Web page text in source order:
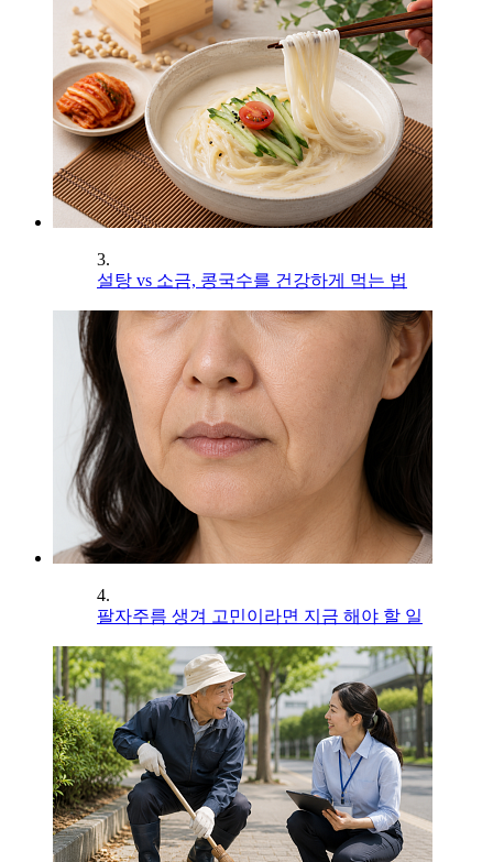
3.
설탕 vs 소금, 콩국수를 건강하게 먹는 법
4.
팔자주름 생겨 고민이라면 지금 해야 할 일